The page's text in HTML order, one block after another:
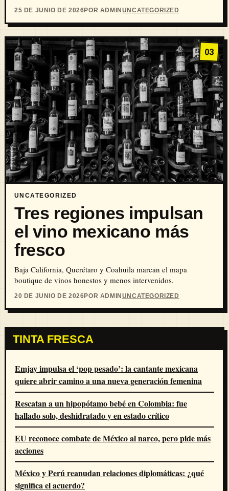
25 DE JUNIO DE 2026POR ADMINUNCATEGORIZED
03
UNCATEGORIZED
Tres regiones impulsan
el vino mexicano más
fresco
Baja California, Querétaro y Coahuila marcan el mapa
boutique de vinos honestos y menos intervenidos.
20 DE JUNIO DE 2026POR ADMIN UNCATEGORIZED
TINTA FRESCA
Emjay impulsa el ‘pop pesado’: la cantante mexicana
quiere abrir camino a una nueva generación femenina
Rescatan a un hipopótamo bebé en Colombia: fue
hallado solo, deshidratado y en estado crítico
EU reconoce combate de México al narco, pero pide más
acciones
México y Perú reanudan relaciones diplomáticas: ¿qué
significa el acuerdo?